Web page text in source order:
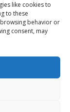
like cookies to
to these
behavior or
consent, may